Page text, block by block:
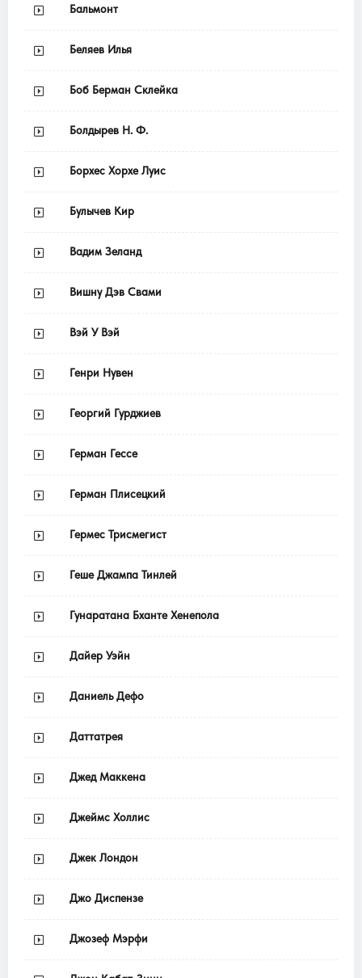
Бальмонт
Беляев Илья
Боб Берман Склейка
Болдырев Н. Ф.
Борхес Хорхе Луис
Булычев Кир
Вадим Зеланд
Вишну Дэв Свами
Вэй У Вэй
Генри Нувен
Георгий Гурджиев
Герман Гессе
Герман Плисецкий
Гермес Трисмегист
Геше Джампа Тинлей
Гунаратана Бханте Хенепола
Дайер Уэйн
Даниель Дефо
Даттатрея
Джед Маккена
Джеймс Холлис
Джек Лондон
Джо Диспензе
Джозеф Мэрфи